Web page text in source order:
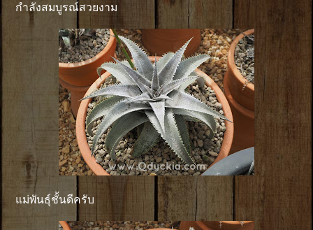
กำลังสมบูรณ์สวยงาม
แม่พันธุ์ชั้นดีครับ